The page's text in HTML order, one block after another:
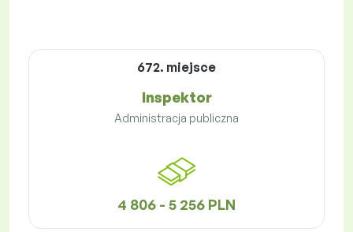
672. miejsce
Inspektor
Administracja publiczna
4 806 - 5 256 PLN